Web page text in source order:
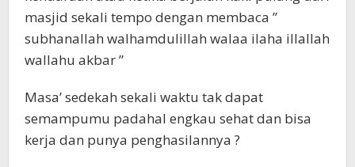
masjid sekali tempo dengan membaca ”
subhanallah walhamdulillah walaa ilaha illallah
wallahu akbar ”
Masa’ sedekah sekali waktu tak dapat
semampumu padahal engkau sehat dan bisa
kerja dan punya penghasilannya ?